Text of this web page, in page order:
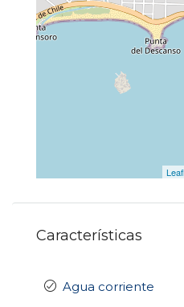
Características
Agua corriente